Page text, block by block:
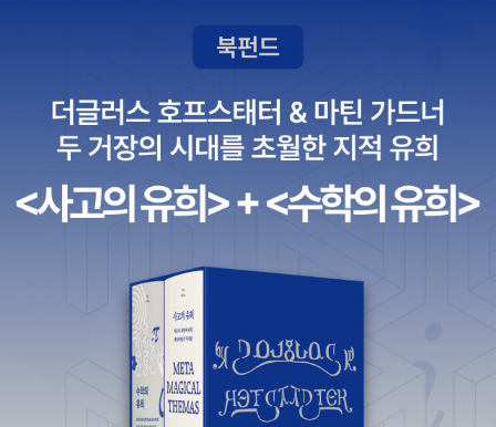
다양한 인물과 도시 이야기를 흥미진진하게 전달하여 복잡한 독일사
배내옷부터 십자가에 못 박힐 때 입었던 성의(盛儀), 학살된 유대인
600만 명의 이름 하나하나까지 독일이 역사를 기억하는 방법 독일
상징이자 카를 대제가 잠들어 있는 대성당 ‘아헨 대성당’이다. 이 대성
예수의 배내옷, 예수가 허리에 두른 천이 있다. 또 ‘작은 로마’라고 불
리는 트리어시의 ‘트리어 대성당’에는 예수가 십자가를 메고 언덕을
오를 때 입었던 옷을 간직하고 있다. 그런데 왜 예수의 옷이 독일에 있
을까? 콘스탄티누스 대제의 어머니이자 신앙심이 강했던 헬레나가 3
25년에 예루살렘에서 가져온 것이다. 그래서 수많은 기독교인이 독
일로 성지순례를 오고 있다. 또한 독일은 2005년에 베를린 브란덴부